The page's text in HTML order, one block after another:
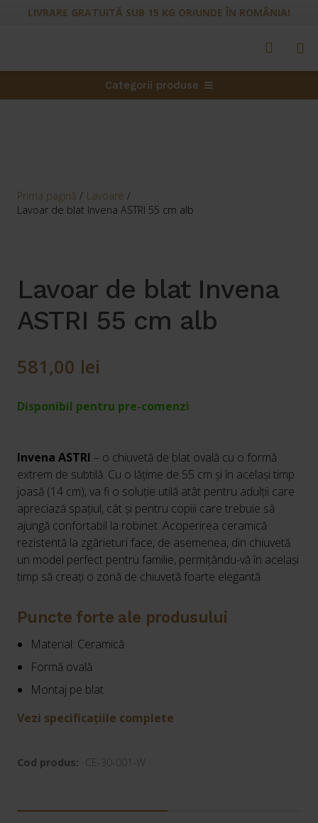
LIVRARE GRATUITĂ SUB 15 KG ORIUNDE ÎN ROMÂNIA!
Categorii produse
Prima pagină / Lavoare /
Lavoar de blat Invena ASTRI 55 cm alb
Lavoar de blat Invena
ASTRI 55 cm alb
581,00 lei
Disponibil pentru pre-comenzi
Invena ASTRI – o chiuvetă de blat ovală cu o formă
extrem de subtilă. Cu o lățime de 55 cm și în același timp
joasă (14 cm), va fi o soluție utilă atât pentru adulții care
apreciază spațiul, cât și pentru copiii care trebuie să
ajungă confortabil la robinet. Acoperirea ceramică
rezistentă la zgârieturi face, de asemenea, din chiuvetă
un model perfect pentru familie, permițându-vă în același
timp să creați o zonă de chiuvetă foarte elegantă
Puncte forte ale produsului
Material: Ceramică
Formă ovală
Montaj pe blat
Vezi specificațiile complete
Cod produs: CE-30-001-W